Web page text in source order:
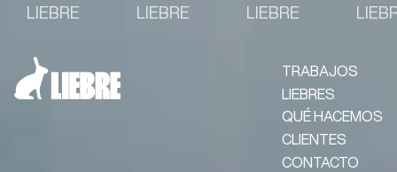
LIEBRE LIEBRE LIEBRE
TRABAJOS
LIEBRES
QUÉ HACEMOS
CLIENTES
CONTACTO